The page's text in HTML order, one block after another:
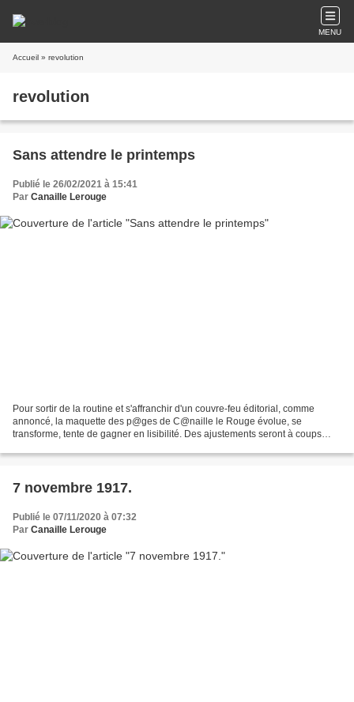
MENU
Accueil » revolution
revolution
Sans attendre le printemps
Publié le 26/02/2021 à 15:41
Par Canaille Lerouge
Pour sortir de la routine et s'affranchir d'un couvre-feu éditorial, comme
annoncé, la maquette des p@ges de C@naille le Rouge évolue, se
transforme, tente de gagner en lisibilité. Des ajustements seront à coups
7 novembre 1917.
Publié le 07/11/2020 à 07:32
Par Canaille Lerouge